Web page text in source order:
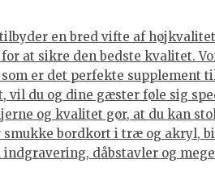
en bred vifte af
at sikre den bedste kvalitet.
er det perfekte supplement
du og dine gæster føle sig
og kvalitet gør, at du kan
bordkort i træ og akryl,
dåbstavler og